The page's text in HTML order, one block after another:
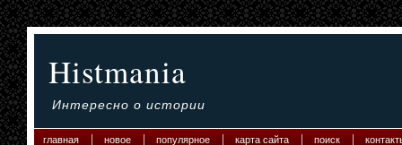
Histmania
Интересно о истории
главная новое популярное карта сайта поиск